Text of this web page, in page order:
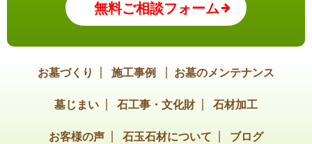
無料ご相談フォーム
お墓づくり 施工事例 お墓のメンテナンス
墓じまい 石工事・文化財 石材加工
お客様の声 石玉石材について ブログ